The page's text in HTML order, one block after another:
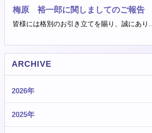
梅原 裕一郎に関しましてのご報告
皆様には格別のお引き立てを賜り、誠にあり…
ARCHIVE
2026年
2025年